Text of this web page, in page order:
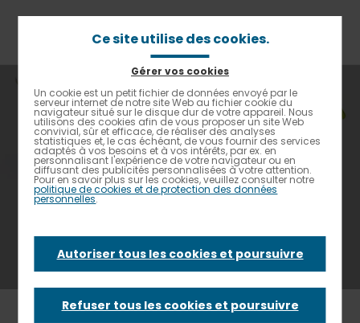
Contrastes renforcés
d'Ariane
Accueil Contacter Elior Contact : RSE
Contact : RSE
Actionnaire, ONG, agence de notation,
RSE de l’entreprise, le Positive Foodprint Plan.
Ce site utilise des cookies.
Gérer vos cookies
Un cookie est un petit fichier de données envoyé par le
serveur internet de notre site Web au fichier cookie du
navigateur situé sur le disque dur de votre appareil. Nous
utilisons des cookies afin de vous proposer un site Web
convivial, sûr et efficace, de réaliser des analyses
statistiques et, le cas échéant, de vous fournir des services
adaptés à vos besoins et à vos intérêts, par ex. en
personnalisant l'expérience de votre navigateur ou en
diffusant des publicités personnalisées à votre attention.
Pour en savoir plus sur les cookies, veuillez consulter notre
politique de cookies et de protection des données
personnelles.
Autoriser tous les cookies et poursuivre
Refuser tous les cookies et poursuivre